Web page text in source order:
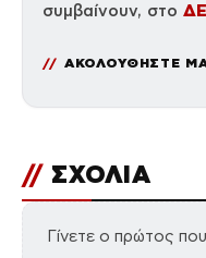
συμβαίνουν, στο
ΑΚΟΛΟΥΘΗΣΤΕ
// ΣΧΟΛΙΑ
Γίνετε ο πρώτος